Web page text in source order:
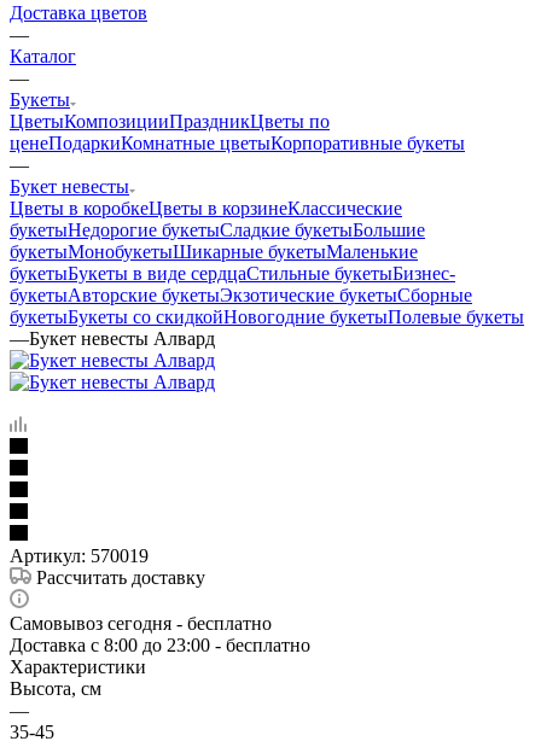
Доставка цветов
—
Каталог
—
Букеты
ЦветыКомпозицииПраздникЦветы по
ценеПодаркиКомнатные цветыКорпоративные букеты
—
Букет невесты
Цветы в коробкеЦветы в корзинеКлассические
букетыНедорогие букетыСладкие букетыБольшие
букетыМонобукетыШикарные букетыМаленькие
букетыБукеты в виде сердцаСтильные букетыБизнес-
букетыАвторские букетыЭкзотические букетыСборные
букетыБукеты со скидкойНовогодние букетыПолевые букеты
—Букет невесты Алвард
Артикул: 570019
Рассчитать доставку
Самовывоз сегодня - бесплатно
Доставка c 8:00 до 23:00 - бесплатно
Характеристики
Высота, см
—
35-45